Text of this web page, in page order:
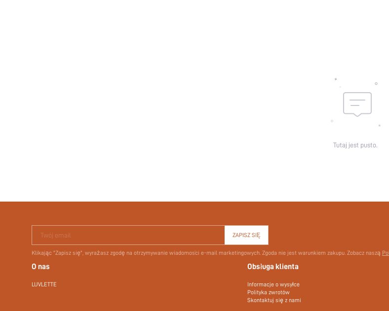
Tutaj jest pusto.
Twój email ZAPISZ SIĘ
Klikając "Zapisz się", wyrażasz zgodę na otrzymywanie wiadomości e-mail marketingowych. Zgoda nie jest warunkiem zakupu. Zobacz naszą
O nas
LUVLETTE
Obsługa klienta
Informacje o wysyłce
Polityka zwrotów
Skontaktuj się z nami